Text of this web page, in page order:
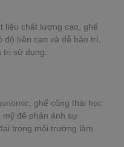
liệu chất lượng cao, ghế
độ bền cao và dễ bảo trì,
trị sử dụng.
ghế công thái học
để phản ánh sự
trong môi trường làm